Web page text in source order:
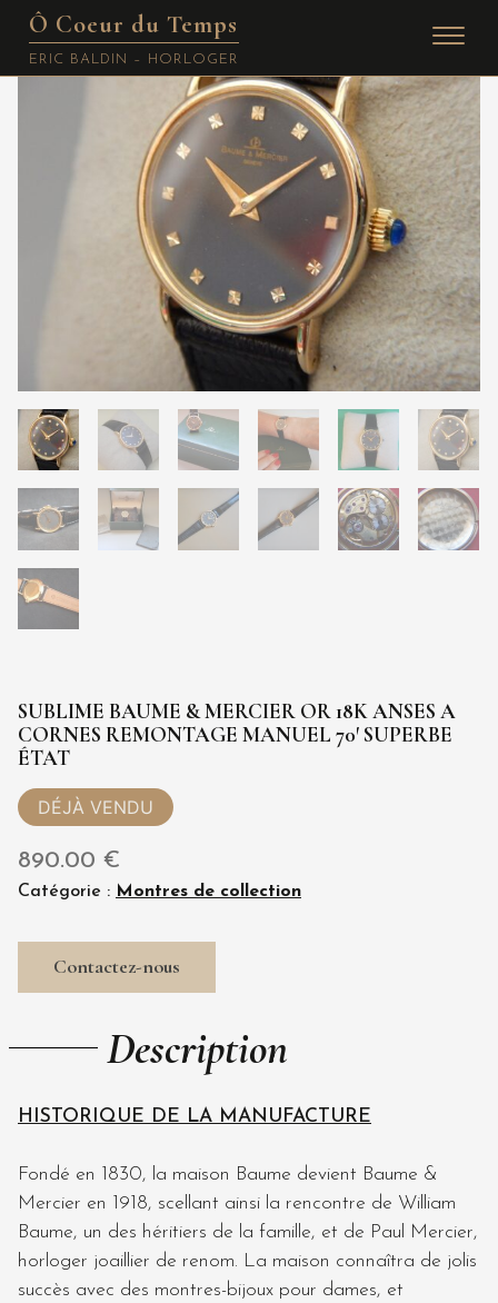
SkipÔ Coeur du Temps
ERIC BALDIN – HORLOGER
SUBLIME BAUME & MERCIER OR 18K ANSES A
CORNES REMONTAGE MANUEL 70′ SUPERBE
ÉTAT
890.00 €
Catégorie : Montres de collection
Contactez-nous
Description
HISTORIQUE DE LA MANUFACTURE
Fondé en 1830, la maison Baume devient Baume &
Mercier en 1918, scellant ainsi la rencontre de William
Baume, un des héritiers de la famille, et de Paul Mercier,
horloger joaillier de renom. La maison connaîtra de jolis
succès avec des montres-bijoux pour dames, et